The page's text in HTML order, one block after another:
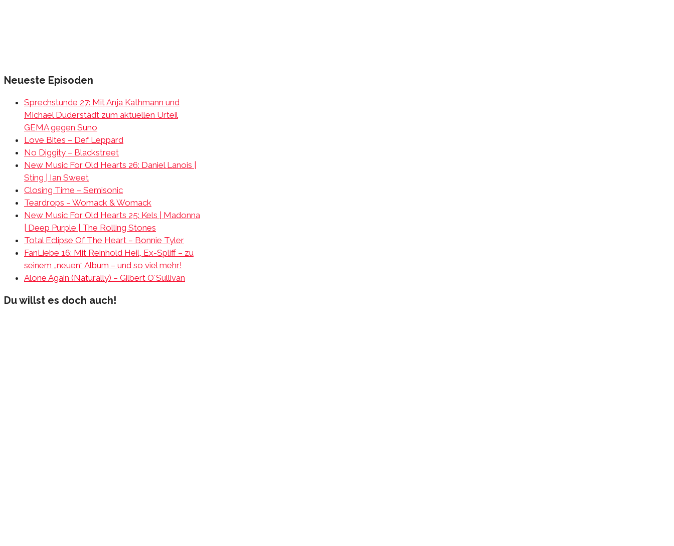
Neueste Episoden
Sprechstunde 27: Mit Anja Kathmann und
Michael Duderstädt zum aktuellen Urteil
GEMA gegen Suno
Love Bites – Def Leppard
No Diggity – Blackstreet
New Music For Old Hearts 26: Daniel Lanois |
Sting | Ian Sweet
Closing Time – Semisonic
Teardrops – Womack & Womack
New Music For Old Hearts 25: Kels | Madonna
| Deep Purple | The Rolling Stones
Total Eclipse Of The Heart – Bonnie Tyler
FanLiebe 16: Mit Reinhold Heil, Ex-Spliff – zu
seinem „neuen“ Album – und so viel mehr!
Alone Again (Naturally) – Gilbert O´Sullivan
Du willst es doch auch!